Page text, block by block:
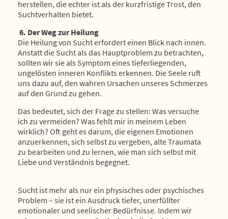
herstellen, die echter ist als der kurzfristige Trost, den
Suchtverhalten bietet.
6. Der Weg zur Heilung
Die Heilung von Sucht erfordert einen Blick nach innen.
Anstatt die Sucht als das Hauptproblem zu betrachten,
sollten wir sie als Symptom eines tieferliegenden,
ungelösten inneren Konflikts erkennen. Die Seele ruft
uns dazu auf, den wahren Ursachen unseres Schmerzes
auf den Grund zu gehen.
Das bedeutet, sich der Frage zu stellen: Was versuche
ich zu vermeiden? Was fehlt mir in meinem Leben
wirklich? Oft geht es darum, die eigenen Emotionen
anzuerkennen, sich selbst zu vergeben, alte Traumata
zu bearbeiten und zu lernen, wie man sich selbst mit
Liebe und Verständnis begegnet.
Sucht ist mehr als nur ein physisches oder psychisches
Problem – sie ist ein Ausdruck tiefer, unerfüllter
emotionaler und seelischer Bedürfnisse. Indem wir